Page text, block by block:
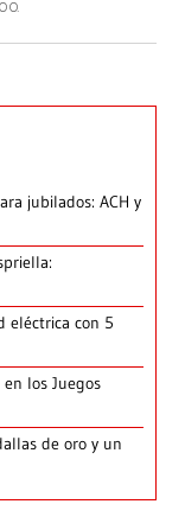
O.
jubilados: ACH y
eléctrica con 5
los Juegos
de oro y un